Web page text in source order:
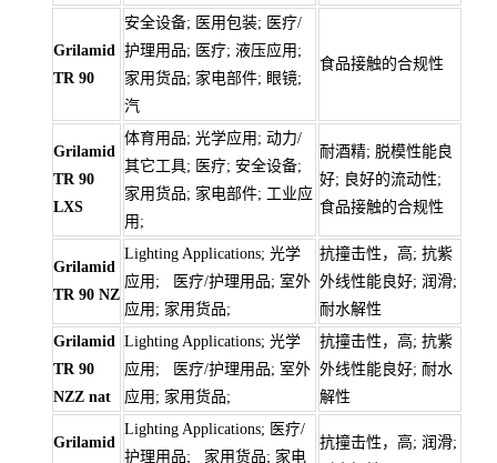
Grilamid
TR 90
安全设备; 医用包装; 医疗/
护理用品; 医疗; 液压应用;
家用货品; 家电部件; 眼镜;
汽
食品接触的合规性
Grilamid
TR 90
LXS
体育用品; 光学应用; 动力/
其它工具; 医疗; 安全设备;
家用货品; 家电部件; 工业应
用;
耐酒精; 脱模性能良
好; 良好的流动性;
食品接触的合规性
Grilamid
TR 90 NZ
Lighting Applications; 光学
应用; 医疗/护理用品; 室外
应用; 家用货品;
抗撞击性，高; 抗紫
外线性能良好; 润滑;
耐水解性
Grilamid
TR 90
NZZ nat
Lighting Applications; 光学
应用; 医疗/护理用品; 室外
应用; 家用货品;
抗撞击性，高; 抗紫
外线性能良好; 耐水
解性
Grilamid
Lighting Applications; 医疗/
护理用品; 家用货品; 家电
抗撞击性，高; 润滑;